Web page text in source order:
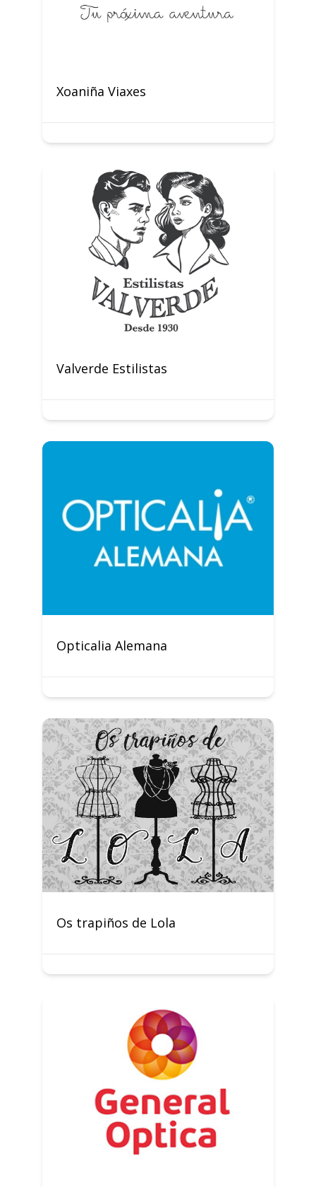
Xoaniña Viaxes
Valverde Estilistas
Opticalia Alemana
Os trapiños de Lola